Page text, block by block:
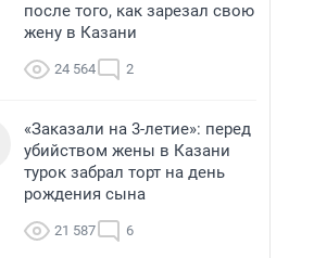
после того, как зарезал свою
жену в Казани
24 564 2
«Заказали на 3-летие»: перед
убийством жены в Казани
турок забрал торт на день
рождения сына
21 587 6